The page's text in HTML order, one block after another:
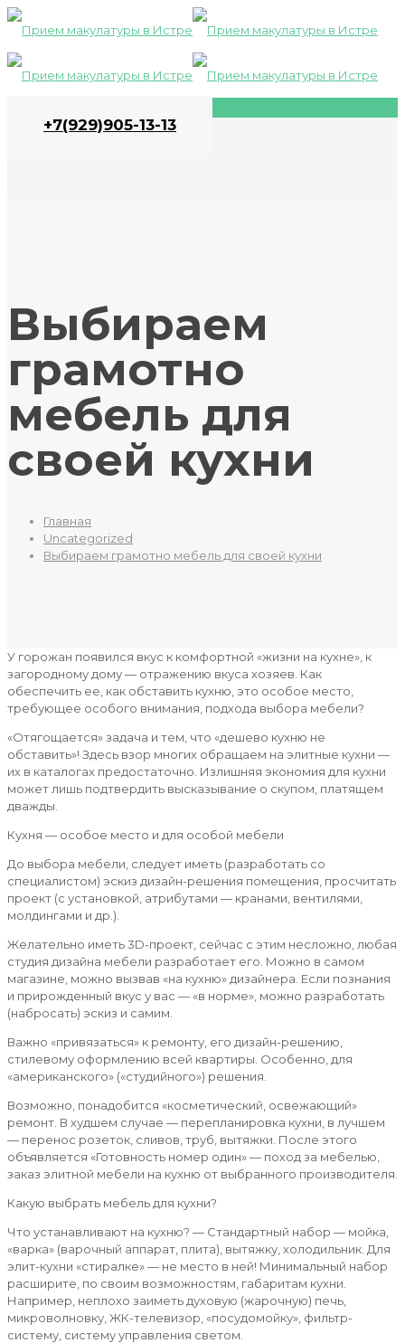
+7(929)905-13-13
Выбираем
грамотно
мебель для
своей кухни
Главная
Uncategorized
Выбираем грамотно мебель для своей кухни
У горожан появился вкус к комфортной «жизни на кухне», к
загородному дому — отражению вкуса хозяев. Как
обеспечить ее, как обставить кухню, это особое место,
требующее особого внимания, подхода выбора мебели?
«Отягощается» задача и тем, что «дешево кухню не
обставить»! Здесь взор многих обращаем на элитные кухни —
их в каталогах предостаточно. Излишняя экономия для кухни
может лишь подтвердить высказывание о скупом, платящем
дважды.
Кухня — особое место и для особой мебели
До выбора мебели, следует иметь (разработать со
специалистом) эскиз дизайн-решения помещения, просчитать
проект (с установкой, атрибутами — кранами, вентилями,
молдингами и др.).
Желательно иметь 3D-проект, сейчас с этим несложно, любая
студия дизайна мебели разработает его. Можно в самом
магазине, можно вызвав «на кухню» дизайнера. Если познания
и прирожденный вкус у вас — «в норме», можно разработать
(набросать) эскиз и самим.
Важно «привязаться» к ремонту, его дизайн-решению,
стилевому оформлению всей квартиры. Особенно, для
«американского» («студийного») решения.
Возможно, понадобится «косметический, освежающий»
ремонт. В худшем случае — перепланировка кухни, в лучшем
— перенос розеток, сливов, труб, вытяжки. После этого
объявляется «Готовность номер один» — поход за мебелью,
заказ элитной мебели на кухню от выбранного производителя.
Какую выбрать мебель для кухни?
Что устанавливают на кухню? — Стандартный набор — мойка,
«варка» (варочный аппарат, плита), вытяжку, холодильник. Для
элит-кухни «стиралке» — не место в ней! Минимальный набор
расширите, по своим возможностям, габаритам кухни.
Например, неплохо заиметь духовую (жарочную) печь,
микроволновку, ЖК-телевизор, «посудомойку», фильтр-
систему, систему управления светом.